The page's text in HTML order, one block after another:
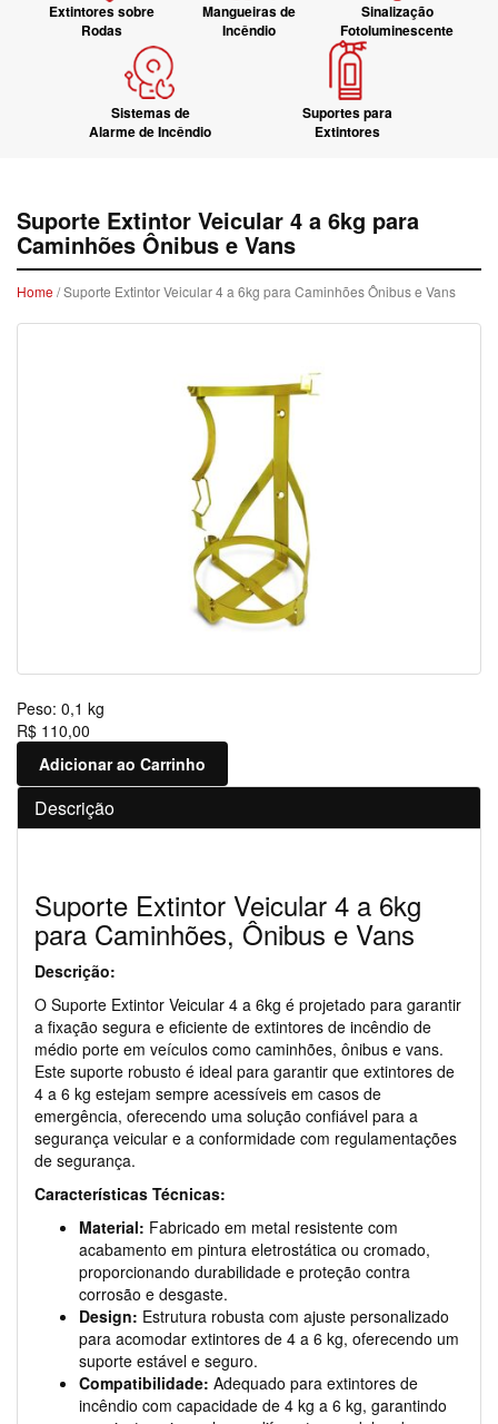
Extintores sobre
Rodas
Mangueiras de
Incêndio
Sinalização
Fotoluminescente
Sistemas de
Alarme de Incêndio
Suportes para
Extintores
Suporte Extintor Veicular 4 a 6kg para
Caminhões Ônibus e Vans
Home/ Suporte Extintor Veicular 4 a 6kg para Caminhões Ônibus e Vans
Peso: 0,1 kg
R$ 110,00
Adicionar ao Carrinho
Descrição
Suporte Extintor Veicular 4 a 6kg
para Caminhões, Ônibus e Vans
Descrição:
O Suporte Extintor Veicular 4 a 6kg é projetado para garantir
a fixação segura e eficiente de extintores de incêndio de
médio porte em veículos como caminhões, ônibus e vans.
Este suporte robusto é ideal para garantir que extintores de
4 a 6 kg estejam sempre acessíveis em casos de
emergência, oferecendo uma solução confiável para a
segurança veicular e a conformidade com regulamentações
de segurança.
Características Técnicas:
Material: Fabricado em metal resistente com
acabamento em pintura eletrostática ou cromado,
proporcionando durabilidade e proteção contra
corrosão e desgaste.
Design: Estrutura robusta com ajuste personalizado
para acomodar extintores de 4 a 6 kg, oferecendo um
suporte estável e seguro.
Compatibilidade: Adequado para extintores de
incêndio com capacidade de 4 kg a 6 kg, garantindo